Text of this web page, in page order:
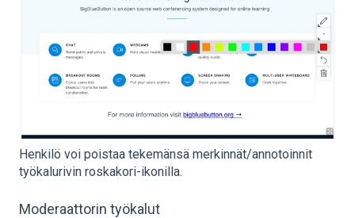
Henkilö voi poistaa tekemänsä merkinnät/annotoinnit
työkalurivin roskakori-ikonilla.
Moderaattorin työkalut